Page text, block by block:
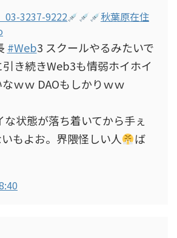
3237-9222
秋葉原在住
#Web3 スクールやるみたいで
引き続きWeb3も情弱ホイホイ
ｗｗ DAOもしかりｗｗ
状態が落ち着いてから手ぇ
もよお。界隈怪しい人
ば